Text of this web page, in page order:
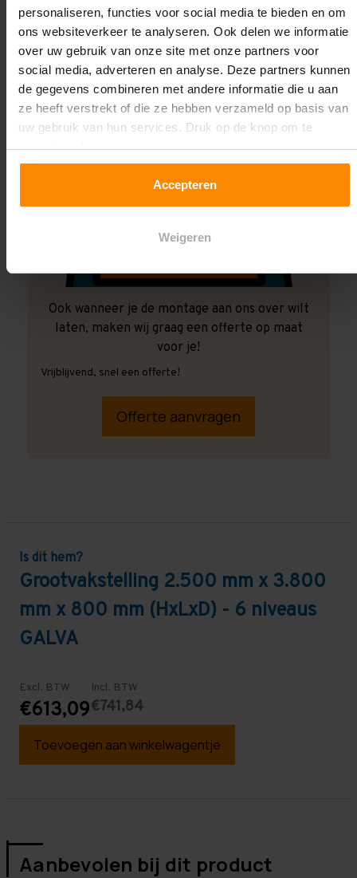
personaliseren, functies voor social media te bieden en om
ons websiteverkeer te analyseren. Ook delen we informatie
over uw gebruik van onze site met onze partners voor
social media, adverteren en analyse. Deze partners kunnen
de gegevens combineren met andere informatie die u aan
ze heeft verstrekt of die ze hebben verzameld op basis van
uw gebruik van hun services. Druk op de knop om te
accepteren!
Accepteren
Weigeren
Ook wanneer je de montage aan ons over wilt
laten, maken wij graag een offerte op maat
voor je!
Vrijblijvend, snel een offerte!
Offerte aanvragen
Is dit hem?
Grootvakstelling 2.500 mm x 3.800
mm x 800 mm (HxLxD) - 6 niveaus
GALVA
Excl. BTW
€613,09
Incl. BTW
€741,84
Toevoegen aan winkelwagentje
Aanbevolen bij dit product